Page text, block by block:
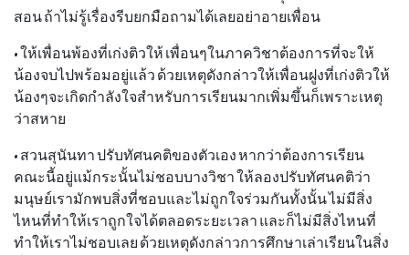
สอน ถ้าไม่รู้เรื่องรีบยกมือถามได้เลยอย่าอายเพื่อน
• ให้เพื่อนพ้องที่เก่งติวให้ เพื่อนๆในภาควิชาต้องการที่จะให้
น้องจบไปพร้อมอยู่แล้ว ด้วยเหตุดังกล่าวให้เพื่อนฝูงที่เก่งติวให้
น้องๆจะเกิดกำลังใจสำหรับการเรียนมากเพิ่มขึ้นก็เพราะเหตุ
ว่าสหาย
• สวนสุนันทา ปรับทัศนคติของตัวเอง หากว่าต้องการเรียน
คณะนี้อยู่แม้กระนั้นไม่ชอบบางวิชา ให้ลองปรับทัศนคติว่า
มนุษย์เรามักพบสิ่งที่ชอบและไม่ถูกใจร่วมกันทั้งนั้น ไม่มีสิ่ง
ไหนที่ทำให้เราถูกใจได้ตลอดระยะเวลา และก็ไม่มีสิ่งไหนที่
ทำให้เราไม่ชอบเลย ด้วยเหตุดังกล่าวการศึกษาเล่าเรียนในสิ่ง